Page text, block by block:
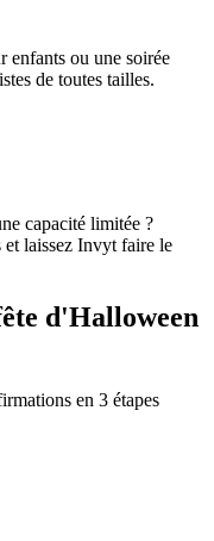
enfants ou une soirée
de toutes tailles.
capacité limitée ?
laissez Invyt faire le
d'Halloween
en 3 étapes